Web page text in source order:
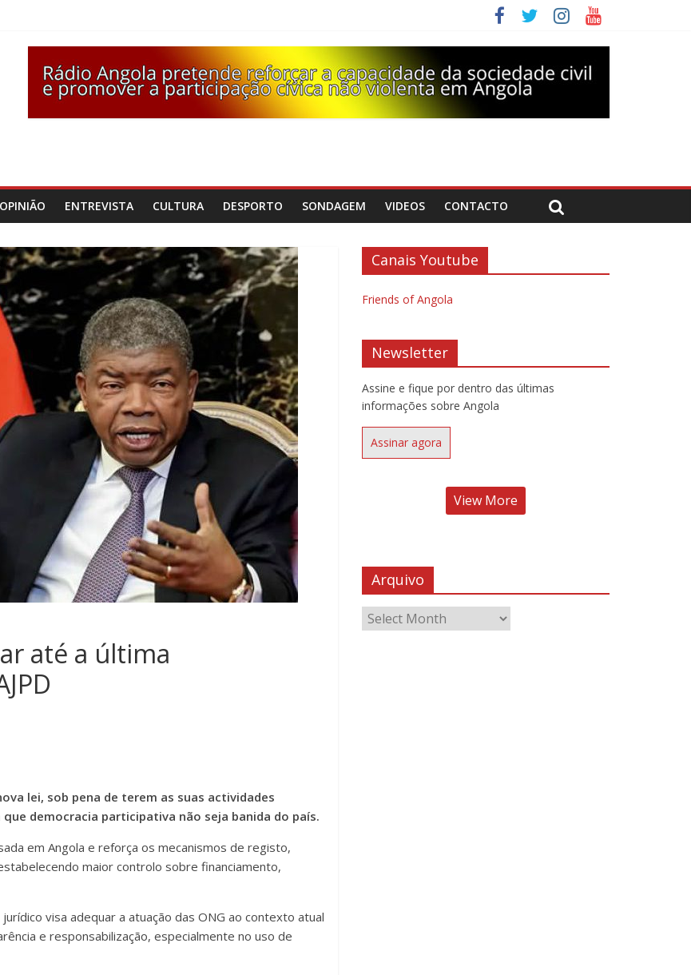
OPINIÃO ENTREVISTA CULTURA DESPORTO SONDAGEM VIDEOS CONTACTO
até a última
lei, sob pena de terem as suas actividades
democracia participativa não seja banida do país.
em Angola e reforça os mecanismos de registo,
maior controlo sobre financiamento,
visa adequar a atuação das ONG ao contexto atual
e responsabilização, especialmente no uso de
Canais Youtube
Friends of Angola
Newsletter
Assine e fique por dentro das últimas
informações sobre Angola
Assinar agora
View More
Arquivo